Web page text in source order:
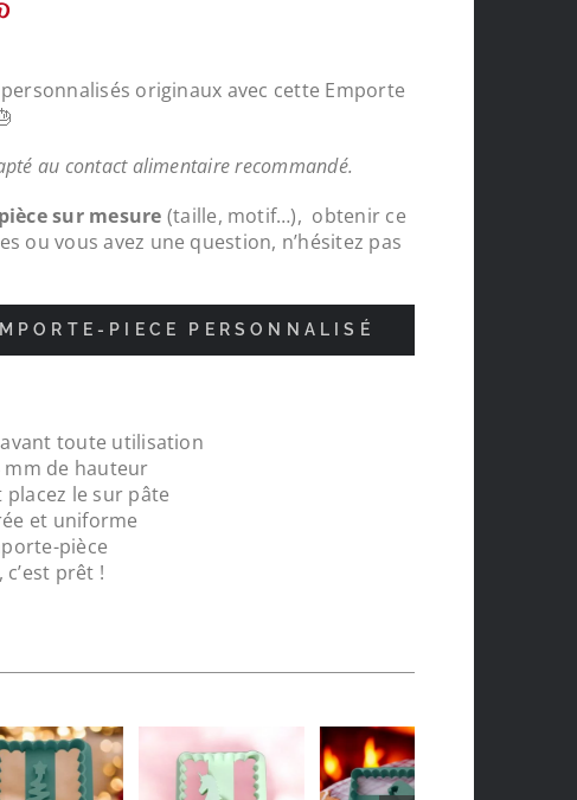
bois sur mesures
, très content des
originaux avec cette Emporte
au contact alimentaire recommandé.
sur mesure (taille, motif…), obtenir ce
ou vous avez une question, n’hésitez pas
PIECE PERSONNALISÉ
toute utilisation
mm de hauteur
placez le sur pâte
et uniforme
pièce
prêt !